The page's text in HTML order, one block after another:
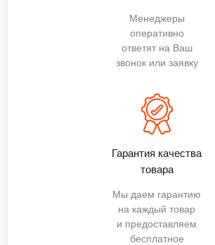
Гарантия качества
товара
Мы даем гарантию
на каждый товар
и предоставляем
бесплатное
Менеджеры
оперативно
ответят на Ваш
звонок или заявку